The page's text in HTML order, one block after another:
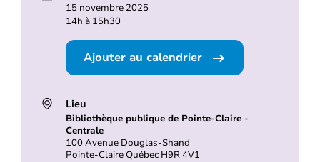
15 novembre 2025
14h à 15h30
Ajouter au calendrier
Lieu
Bibliothèque publique de Pointe-Claire -
Centrale
100 Avenue Douglas-Shand
Pointe-Claire Québec H9R 4V1